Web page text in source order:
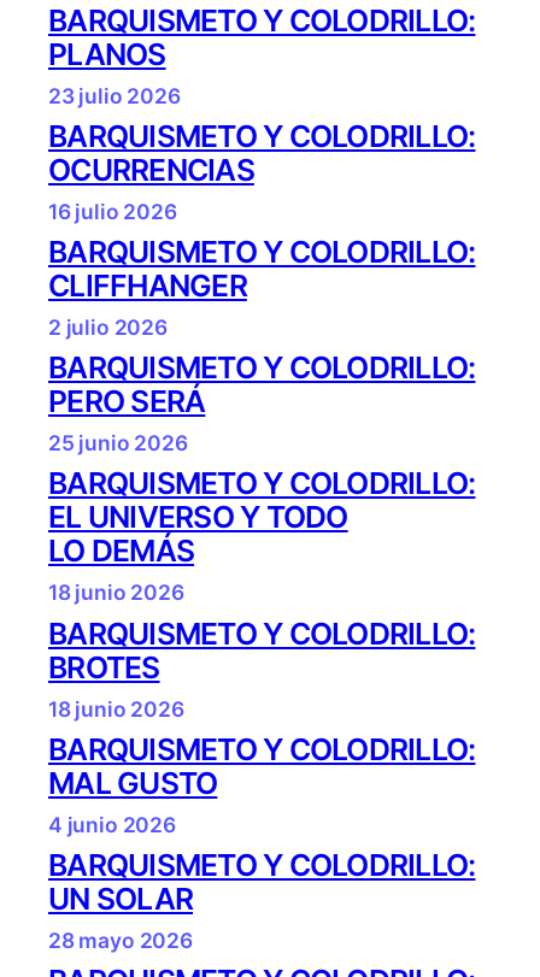
BARQUISMETO Y COLODRILLO:
PLANOS
23 julio 2026
BARQUISMETO Y COLODRILLO:
OCURRENCIAS
16 julio 2026
BARQUISMETO Y COLODRILLO:
CLIFFHANGER
2 julio 2026
BARQUISMETO Y COLODRILLO:
PERO SERÁ
25 junio 2026
BARQUISMETO Y COLODRILLO:
EL UNIVERSO Y TODO
LO DEMÁS
18 junio 2026
BARQUISMETO Y COLODRILLO:
BROTES
18 junio 2026
BARQUISMETO Y COLODRILLO:
MAL GUSTO
4 junio 2026
BARQUISMETO Y COLODRILLO:
UN SOLAR
28 mayo 2026